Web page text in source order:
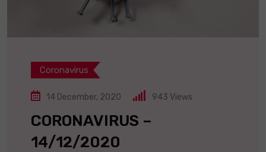
Coronavirus
14 December, 2020 943 Views
CORONAVIRUS –
14/12/2020